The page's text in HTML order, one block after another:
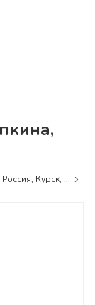
Россия, Курск, ...